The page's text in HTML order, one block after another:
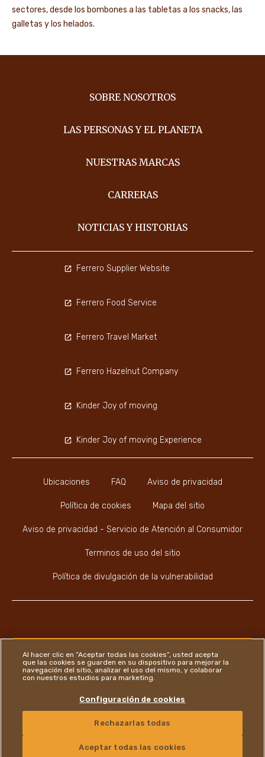
CONTÁCTANOS
sectores, desde los bombones a las tabletas a los snacks, las
galletas y los helados.
SOBRE NOSOTROS
LAS PERSONAS Y EL PLANETA
NUESTRAS MARCAS
CARRERAS
NOTICIAS Y HISTORIAS
Ubicaciones FAQ Aviso de privacidad
Política de cookies Mapa del sitio
Aviso de privacidad - Servicio de Atención al Consumidor
Terminos de uso del sitio
Política de divulgación de la vulnerabilidad
Ferrero Supplier Website
Ferrero Food Service
Ferrero Travel Market
Ferrero Hazelnut Company
Kinder Joy of moving
Kinder Joy of moving Experience
Youtube Channel
Instagram
LinkedIn
Al hacer clic en “Aceptar todas las cookies”, usted acepta
que las cookies se guarden en su dispositivo para mejorar la
navegación del sitio, analizar el uso del mismo, y colaborar
con nuestros estudios para marketing.
Configuración de cookies
Rechazarlas todas
Aceptar todas las cookies